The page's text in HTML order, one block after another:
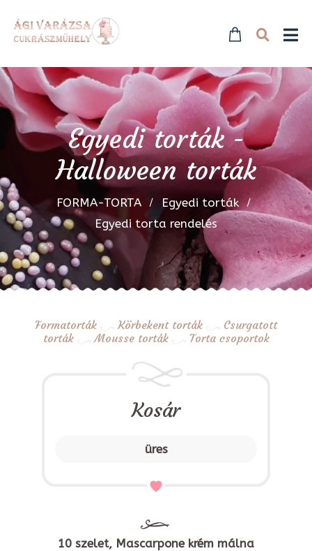
Egyedi torták -
Halloween torták
FORMA-TORTA
Egyedi torták
Egyedi torta rendelés
Formatorták Körbekent torták
Csurgatott
torták
Mousse torták Torta csoportok
Kosár
üres
10 szelet, Mascarpone krém málna